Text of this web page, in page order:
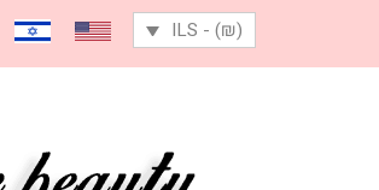
(₪) - ILS